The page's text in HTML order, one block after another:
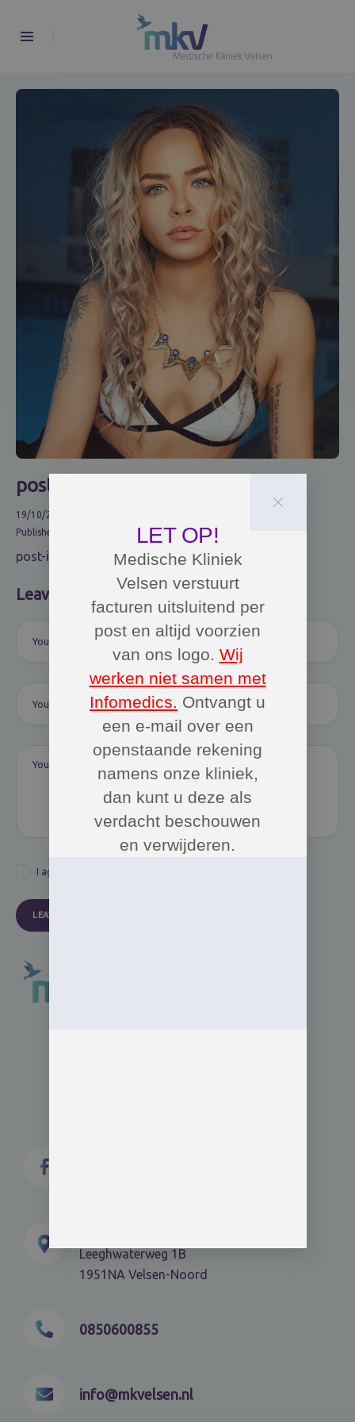
post-image8
19/10/2022
Published in
post-image8
Leave a comment
I agree that my submitted data is being collected and stored.
Leeghwaterweg 1B
1951NA Velsen-Noord
0850600855
info@mkvelsen.nl
LET OP!
Medische Kliniek
Velsen verstuurt
facturen uitsluitend per
post en altijd voorzien
van ons logo. Wij
werken niet samen met
Infomedics. Ontvangt u
een e-mail over een
openstaande rekening
namens onze kliniek,
dan kunt u deze als
verdacht beschouwen
en verwijderen.